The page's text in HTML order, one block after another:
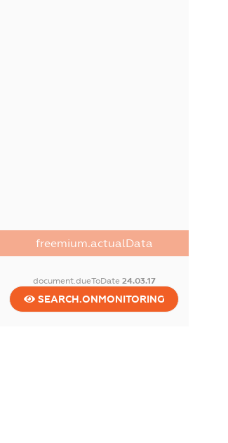
freemium.actualData
document.dueToDate 24.03.17
SEARCH.ONMONITORING